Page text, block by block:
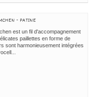
- PATINE
est un fil d'accompagnement
paillettes en forme de
sont harmonieusement intégrées